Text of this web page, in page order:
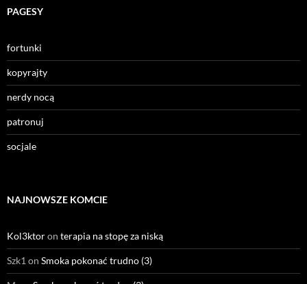
PAGESY
fortunki
kopyrajty
nerdy nocą
patronuj
socjale
NAJNOWSZE KOMCIE
Kol3ktoron terapia na stopę za niską
Szk1 on Smoka pokonać trudno (3)